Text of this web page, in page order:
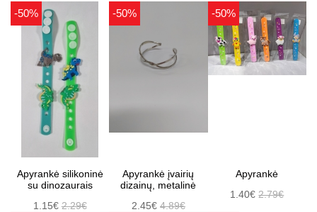
-50%
Apyrankė silikoninė
su dinozaurais
1.15€2.29€
-50%
Apyrankė įvairių
dizainų, metalinė
2.45€ 4.89€
-50%
Apyrankė
1.40€2.79€